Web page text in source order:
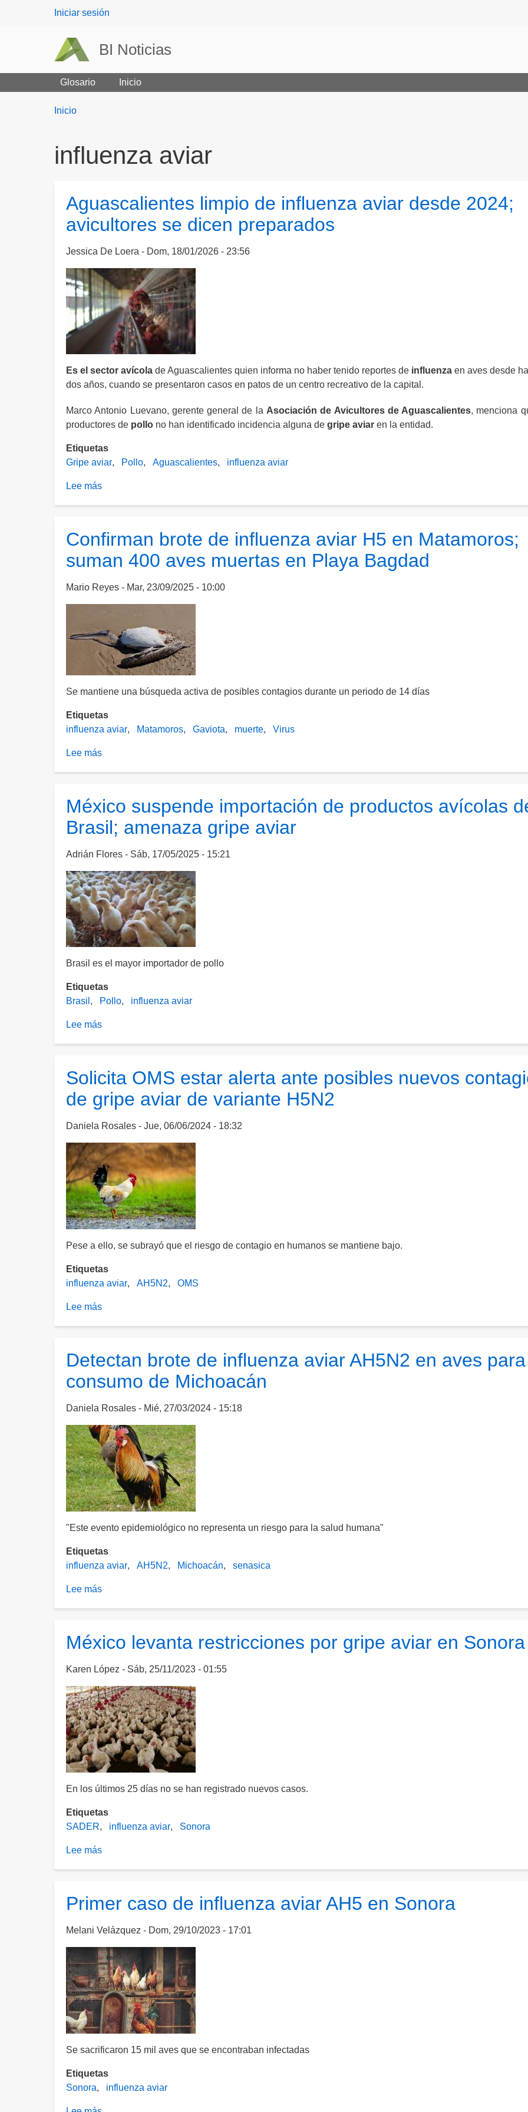
User
Iniciar sesión
BI Noticias
Glosario Inicio
Breadcrumbs
You
Inicio
influenza aviar
Aguascalientes limpio de influenza aviar desde 2024;
avicultores se dicen preparados
Jessica De Loera Dom, 18/01/2026 - 23:56
Es el sector avícola de Aguascalientes quien informa no haber tenido reportes de influenza en aves desde
dos años, cuando se presentaron casos en patos de un centro recreativo de la capital.
Marco Antonio Luevano, gerente general de la Asociación de Avicultores de Aguascalientes, menciona
productores de pollo no han identificado incidencia alguna de gripe aviar en la entidad.
Etiquetas
Gripe aviar
Pollo Aguascalientes influenza aviar
Lee más
influenza
aviar
2024;
se
dicen
preparados
Confirman brote de influenza aviar H5 en Matamoros;
suman 400 aves muertas en Playa Bagdad
Mario Reyes Mar, 23/09/2025 - 10:00
Se mantiene una búsqueda activa de posibles contagios durante un periodo de 14 días
Etiquetas
influenza aviar
Matamoros Gaviota muerte Virus
Lee más
influenza
aviar
en
suman
400
aves
muertas
en
Bagdad
México suspende importación de productos avícolas
Brasil; amenaza gripe aviar
Adrián Flores Sáb, 17/05/2025 - 15:21
Brasil es el mayor importador de pollo
Etiquetas
Brasil
Pollo influenza aviar
Lee más
de
productos
avícolas
de
amenaza
gripe
aviar
Solicita OMS estar alerta ante posibles nuevos
de gripe aviar de variante H5N2
Daniela Rosales Jue, 06/06/2024 - 18:32
Pese a ello, se subrayó que el riesgo de contagio en humanos se mantiene bajo.
Etiquetas
influenza aviar
AH5N2 OMS
Lee más
alerta
ante
nuevos
de
gripe
aviar
de
variante
H5N2
Detectan brote de influenza aviar AH5N2 en aves para
consumo de Michoacán
Daniela Rosales Mié, 27/03/2024 - 15:18
"Este evento epidemiológico no representa un riesgo para la salud humana"
Etiquetas
influenza aviar
AH5N2 Michoacán senasica
Lee más
influenza
AH5N2
en
aves
para
consumo
de
Michoacán
México levanta restricciones por gripe aviar en Sonora
Karen López Sáb, 25/11/2023 - 01:55
En los últimos 25 días no se han registrado nuevos casos.
Etiquetas
SADER
influenza aviar Sonora
Lee más
por
aviar
en
Sonora
Primer caso de influenza aviar AH5 en Sonora
Melani Velázquez Dom, 29/10/2023 - 17:01
Se sacrificaron 15 mil aves que se encontraban infectadas
Etiquetas
Sonora
influenza aviar